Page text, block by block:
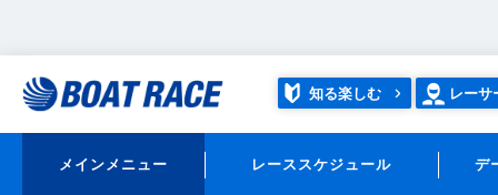
知る楽しむ レーサ
メインメニュー レーススケジュール デ